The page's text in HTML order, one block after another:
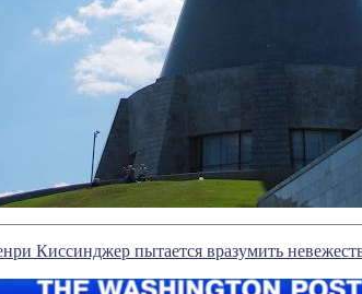
Киссинджер пытается вразумить